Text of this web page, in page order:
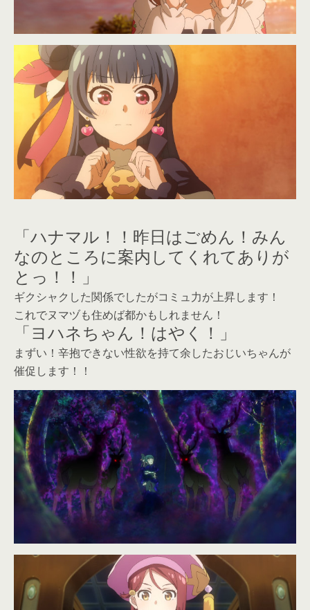
「ハナマル！！昨日はごめん！みん
なのところに案内してくれてありが
とっ！！」
ギクシャクした関係でしたがコミュ力が上昇します！
これでヌマヅも住めば都かもしれません！
「ヨハネちゃん！はやく！」
まずい！辛抱できない性欲を持て余したおじいちゃんが
催促します！！